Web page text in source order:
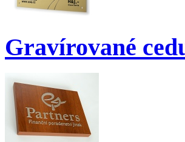
Gravírované